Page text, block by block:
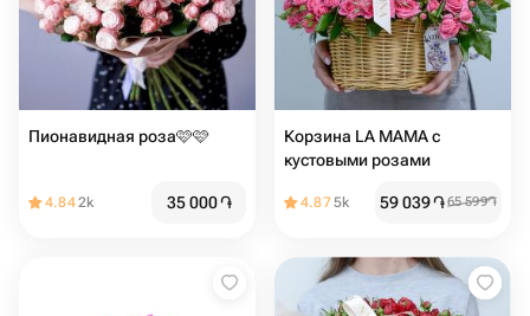
Пионавидная роза🩷🩷
4.842k 35 000֏
Корзина LA MAMA с
кустовыми розами
4.875k 59 039֏65 599֏